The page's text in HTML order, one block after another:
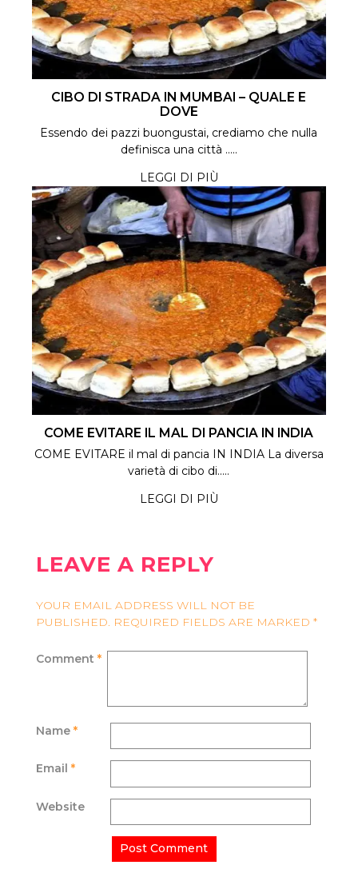
CIBO DI STRADA IN MUMBAI – QUALE E
DOVE
Essendo dei pazzi buongustai, crediamo che nulla
definisca una città .....
LEGGI DI PIÙ
COME EVITARE IL MAL DI PANCIA IN INDIA
COME EVITARE il mal di pancia IN INDIA La diversa
varietà di cibo di.....
LEGGI DI PIÙ
LEAVE A REPLY
YOUR EMAIL ADDRESS WILL NOT BE
PUBLISHED. REQUIRED FIELDS ARE MARKED *
Comment *
Name *
Email *
Website